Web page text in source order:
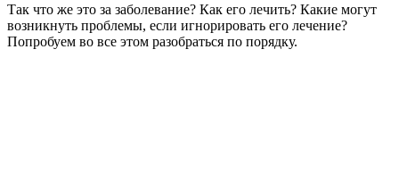
Так что же это за заболевание? Как его лечить? Какие могут
возникнуть проблемы, если игнорировать его лечение?
Попробуем во все этом разобраться по порядку.